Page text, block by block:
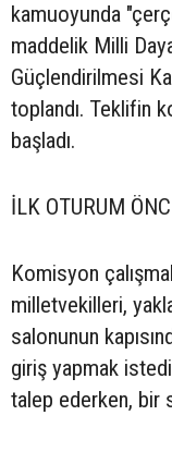
kamuoyunda
maddelik Milli
Güçlendirilmesi
toplandı. Teklifin
başladı.
İLK OTURUM
Komisyon
milletvekilleri,
salonunun
giriş yapmak
talep ederken, bir